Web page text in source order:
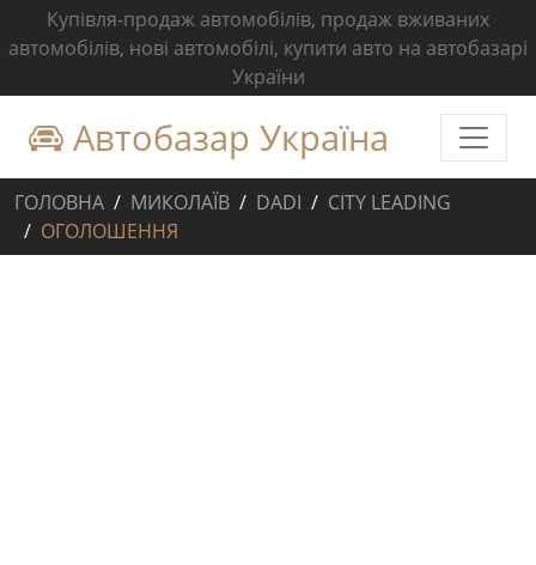
Купівля-продаж автомобілів, продаж вживаних
автомобілів, нові автомобілі, купити авто на автобазарі
України
Автобазар Україна
ГОЛОВНА МИКОЛАЇВ DADI
CITY LEADING
ОГОЛОШЕННЯ